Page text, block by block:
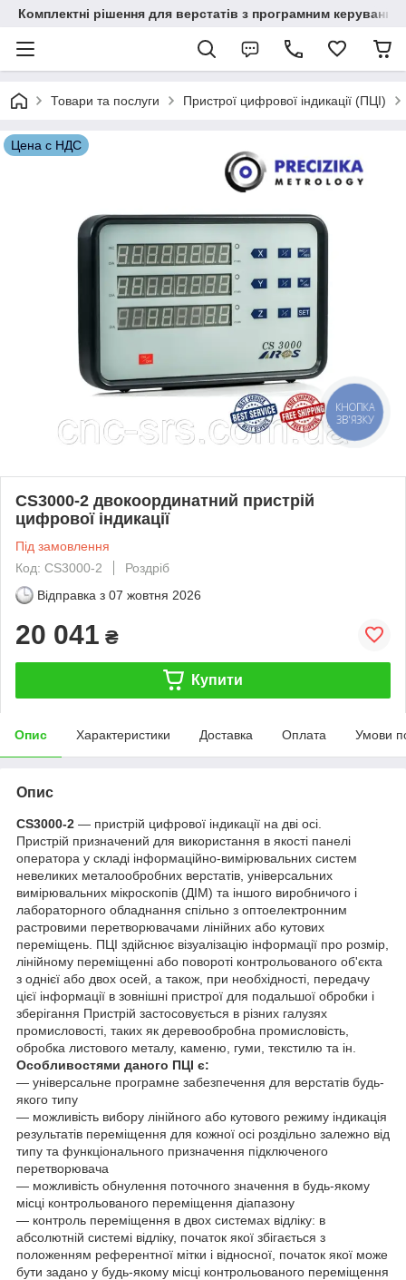
Комплектні рішення для верстатів з програмним
Товари та послуги Пристрої цифрової індикації (ПЦІ)
Цена с НДС
CS3000-2 двокоординатний пристрій
цифрової індикації
Під замовлення
Код: CS3000-2
Роздріб
Відправка з 07 жовтня 2026
20 041 ₴
Купити
Опис Характеристики Доставка Оплата Умови
Опис
CS3000-2 ― пристрій цифрової індикації на дві осі.
Пристрій призначений для використання в якості панелі
оператора у складі інформаційно-вимірювальних систем
невеликих металообробних верстатів, універсальних
вимірювальних мікроскопів (ДІМ) та іншого виробничого і
лабораторного обладнання спільно з оптоелектронним
растровими перетворювачами лінійних або кутових
переміщень. ПЦІ здійснює візуалізацію інформації про розмір,
лінійному переміщенні або повороті контрольованого об'єкта
з однієї або двох осей, а також, при необхідності, передачу
цієї інформації в зовнішні пристрої для подальшої обробки і
зберігання Пристрій застосовується в різних галузях
промисловості, таких як деревообробна промисловість,
обробка листового металу, каменю, гуми, текстилю та ін.
Особливостями даного ПЦІ є:
― універсальне програмне забезпечення для верстатів будь-
якого типу
― можливість вибору лінійного або кутового режиму індикація
результатів переміщення для кожної осі роздільно залежно від
типу та функціонального призначення підключеного
перетворювача
― можливість обнулення поточного значення в будь-якому
місці контрольованого переміщення діапазону
― контроль переміщення в двох системах відліку: в
абсолютній системі відліку, початок якої збігається з
положенням референтної мітки і відносної, початок якої може
бути задано у будь-якому місці контрольованого переміщення
КНОПКА
ЗВ'ЯЗКУ